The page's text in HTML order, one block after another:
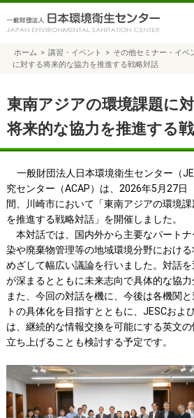
ホーム > 講習・イベント > その他セミナー・イベ
に対する将来的な協力を推進する戦略対話
東南アジアの環境課題に
将来的な協力を推進する
一般財団法人日本環境衛生センター（
究センター（ACAP）は、2026年5月27日
間、川崎市において「東南アジアの環境
を推進する戦略対話」を開催しました。
本対話では、国内外から主要なパート
染や廃棄物管理等の地域環境分野におけ
めざして幅広い議論を行いました。対話
が深まるとともに未来志向で具体的な協力
また、今回の対話を機に、今後は各機関
トの具体化を目指すとともに、JESCおよ
は、継続的な情報交換を可能にする英文
立ち上げることも検討する予定です。